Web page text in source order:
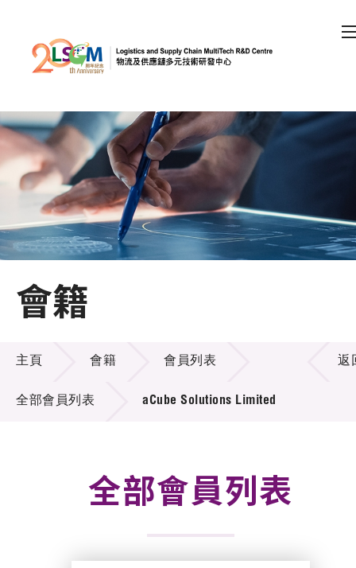
跳到內容（按回車鍵）
會員登入
A A A EN
主頁
技術商品化
活動及消息
科技分享
會籍
會籍
主頁 會籍 會員列表
全部會員列表 aCube Solutions Limited
返
全部會員列表